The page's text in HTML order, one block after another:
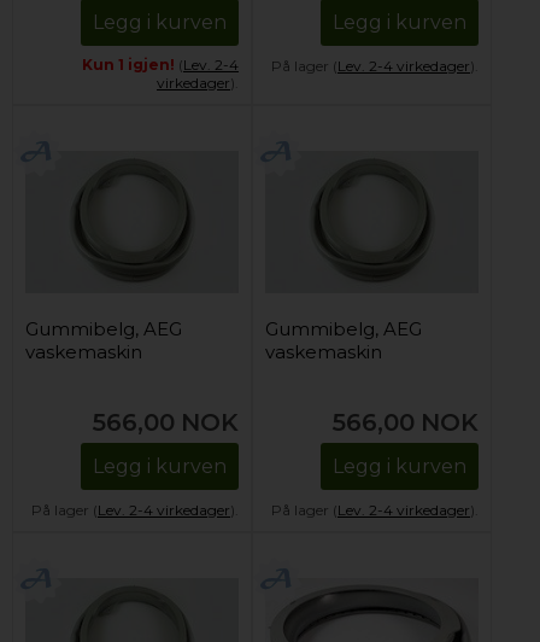
Legg i kurven
Kun 1 igjen! (Lev. 2-4
virkedager).
Legg i kurven
På lager (Lev. 2-4 virkedager).
Gummibelg, AEG
vaskemaskin
566,00 NOK
Legg i kurven
På lager (Lev. 2-4 virkedager).
Gummibelg, AEG
vaskemaskin
566,00 NOK
Legg i kurven
På lager (Lev. 2-4 virkedager).